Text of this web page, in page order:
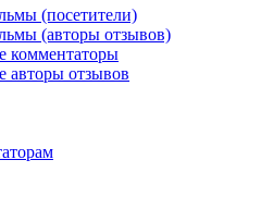
(посетители)
(авторы отзывов)
комментаторы
авторы отзывов